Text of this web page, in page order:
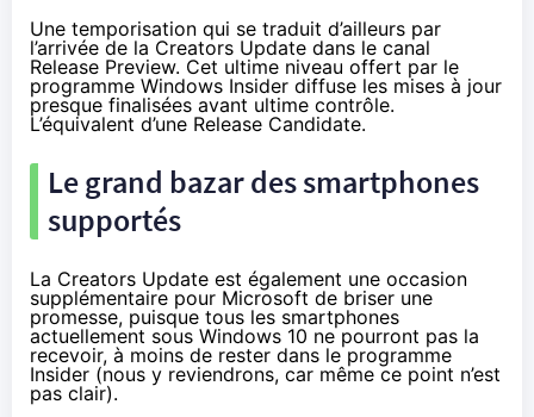
Une temporisation qui se traduit d’ailleurs par
l’arrivée de la Creators Update dans le canal
Release Preview. Cet ultime niveau offert par le
programme Windows Insider diffuse les mises à jour
presque finalisées avant ultime contrôle.
L’équivalent d’une Release Candidate.
Le grand bazar dessmartphones
supportés
La Creators Update est également une occasion
supplémentaire pour Microsoft de briser une
promesse, puisque tous les smartphones
actuellement sous Windows 10 ne pourront pas la
recevoir, à moins de rester dans le programme
Insider (nous y reviendrons, car même ce point n’est
pas clair).